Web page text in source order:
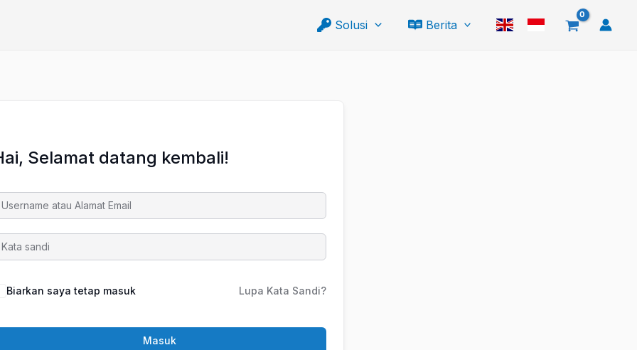
Solusi
Berita
Selamat datang kembali!
Biarkan saya tetap masuk Lupa Kata Sandi?
Masuk